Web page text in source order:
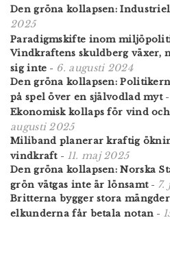
Den gröna kollapsen:
2025
Paradigmskifte inom
Vindkraftens skuldberg växer,
sig inte - 6. augusti 2024
Den gröna kollapsen:
på spel över en självodlad myt-
Ekonomisk kollaps för vind
augusti 2025
Miliband planerar kraftig
vindkraft- 11. maj 2025
Den gröna kollapsen: Norska
grön vätgas inte är lönsamt- 7.
Britterna bygger stora
elkunderna får betala notan -